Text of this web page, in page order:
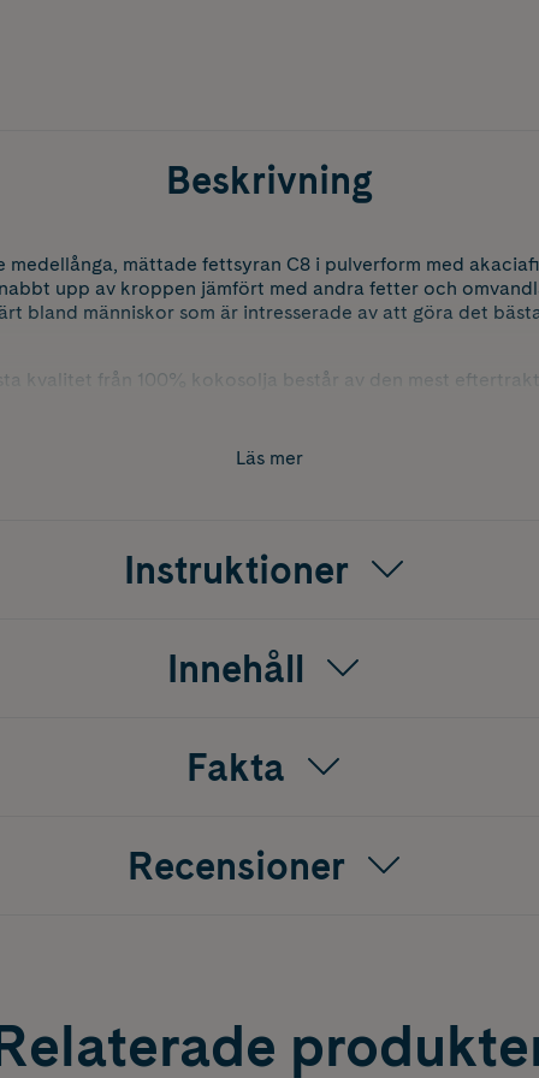
Beskrivning
medellånga, mättade fettsyran C8 i pulverform med
upp av kroppen jämfört med andra fetter och
bland människor som är intresserade av att göra det
kvalitet från 100% kokosolja består av den mest
MCT i pulverform är att det kan vara lättare för
Läs mer
Instruktioner
Innehåll
Fakta
Recensioner